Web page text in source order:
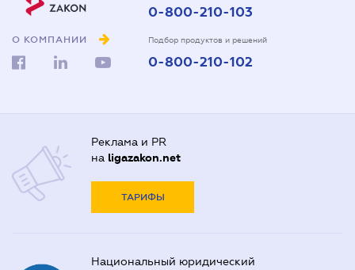
О КОМПАНИИ
0-800-210-103
Подбор продуктов и решений
0-800-210-102
Реклама и PR
на ligazakon.net
ТАРИФЫ
Национальный юридический